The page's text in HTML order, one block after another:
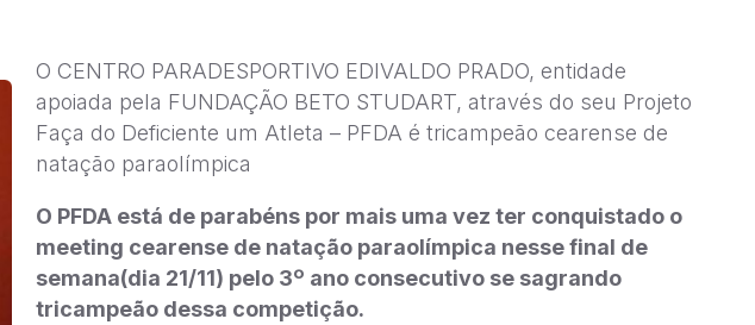
O CENTRO PARADESPORTIVO EDIVALDO PRADO, entidade
apoiada pela FUNDAÇÃO BETO STUDART, através do seu Projeto
Faça do Deficiente um Atleta – PFDA é tricampeão cearense de
natação paraolímpica
O PFDA está de parabéns por mais uma vez ter conquistado o
meeting cearense de natação paraolímpica nesse final de
semana(dia 21/11) pelo 3º ano consecutivo se sagrando
tricampeão dessa competição.